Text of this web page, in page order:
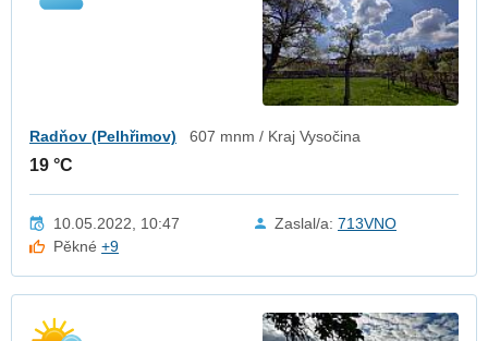
Radňov (Pelhřimov) 607 mnm / Kraj Vysočina
19 °C
10.05.2022, 10:47 Zaslal/a: 713VNO
Pěkné+9